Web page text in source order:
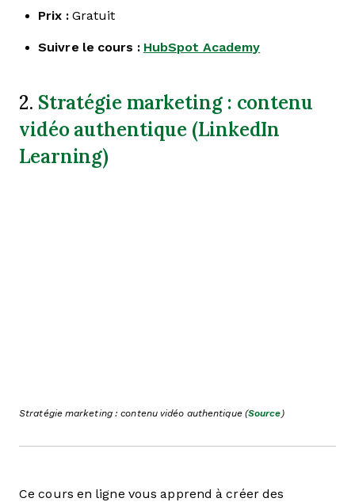
Prix :Gratuit
Suivre le cours : HubSpot Academy
2. Stratégie marketing : contenu
vidéo authentique (LinkedIn
Learning)
Stratégie marketing : contenu vidéo authentique (Source)
Ce cours en ligne vous apprend à créer des